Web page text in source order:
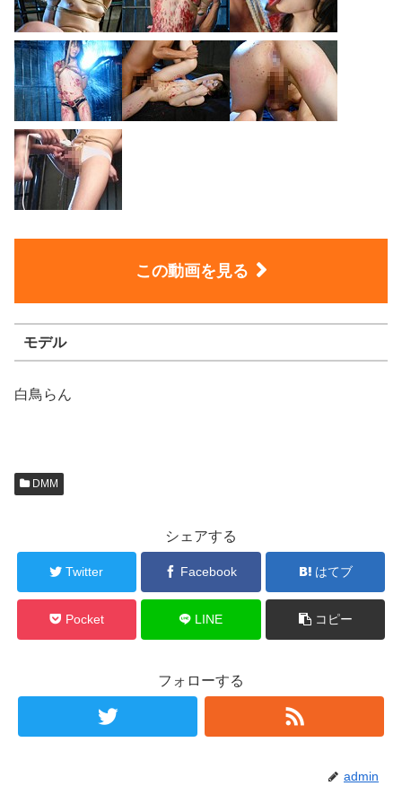
この動画を見る
モデル
白鳥らん
DMM
シェアする
Twitter Facebook はてブ
Pocket LINE コピー
フォローする
admin